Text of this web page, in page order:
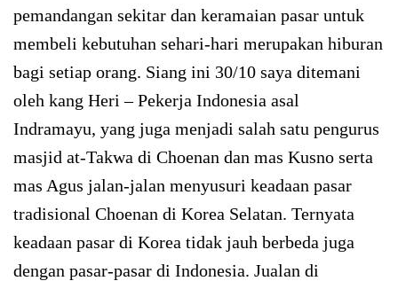
pemandangan sekitar dan keramaian pasar untuk
membeli kebutuhan sehari-hari merupakan hiburan
bagi setiap orang. Siang ini 30/10 saya ditemani
oleh kang Heri – Pekerja Indonesia asal
Indramayu, yang juga menjadi salah satu pengurus
masjid at-Takwa di Choenan dan mas Kusno serta
mas Agus jalan-jalan menyusuri keadaan pasar
tradisional Choenan di Korea Selatan. Ternyata
keadaan pasar di Korea tidak jauh berbeda juga
dengan pasar-pasar di Indonesia. Jualan di